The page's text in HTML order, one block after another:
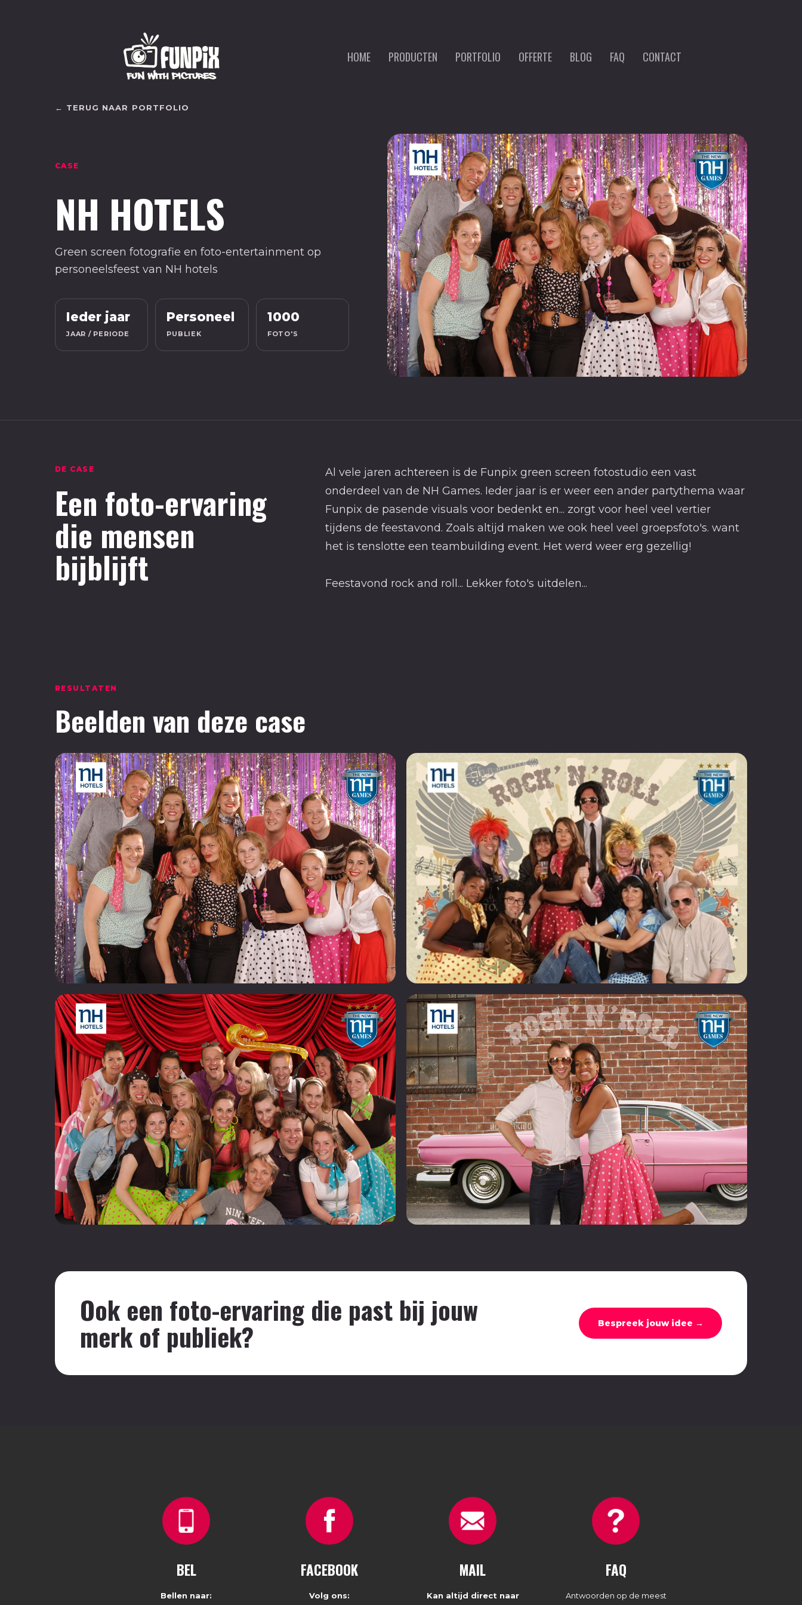
HOME PRODUCTEN PORTFOLIO OFFERTE BLOG FAQ CONTACT
← TERUG NAAR PORTFOLIO
CASE
NH HOTELS
Green screen fotografie en foto-entertainment op
personeelsfeest van NH hotels
Ieder jaar
JAAR / PERIODE
Personeel
PUBLIEK
1000
FOTO'S
DE CASE
Een foto-ervaring
die mensen
bijblijft
Al vele jaren achtereen is de Funpix green screen fotostudio een vast
onderdeel van de NH Games. Ieder jaar is er weer een ander partythema waar
Funpix de pasende visuals voor bedenkt en... zorgt voor heel veel vertier
tijdens de feestavond. Zoals altijd maken we ook heel veel groepsfoto's. want
het is tenslotte een teambuilding event. Het werd weer erg gezellig!
Feestavond rock and roll... Lekker foto's uitdelen...
RESULTATEN
Beelden van deze case
Ook een foto-ervaring die past bij jouw
merk of publiek? Bespreek jouw idee →
BEL
Bellen naar:
FACEBOOK
Volg ons:
MAIL
Kan altijd direct naar
FAQ
Antwoorden op de meest